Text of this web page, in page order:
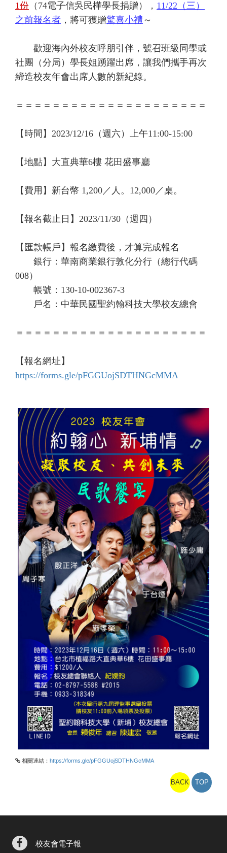
1份 （74電子信吳民樺學長捐贈）， 11/22（三）
之前報名者 ，將可獲贈驚喜小禮 ～
歡迎海內外校友呼朋引伴，號召班級同學或
社團（分局）學長姐踴躍出席，讓我們攜手再次
締造校友年會出席人數的新紀錄。
＝＝＝＝＝＝＝＝＝＝＝＝＝＝＝＝＝＝＝＝＝
【時間】2023/12/16（週六）上午11:00-15:00
【地點】大直典華6樓 花田盛事廳
【費用】新台幣 1,200／人。12,000／桌。
【報名截止日】2023/11/30（週四）
【匯款帳戶】報名繳費後，才算完成報名
銀行：華南商業銀行敦化分行（總行代碼
008）
帳號：130-10-002367-3
戶名：中華民國聖約翰科技大學校友總會
＝＝＝＝＝＝＝＝＝＝＝＝＝＝＝＝＝＝＝＝＝
【報名網址】
https://forms.gle/pFGGUojSDTHNGcMMA
相關連結： https://forms.gle/pFGGUojSDTHNGcMMA
BACK TOP
校友會電子報